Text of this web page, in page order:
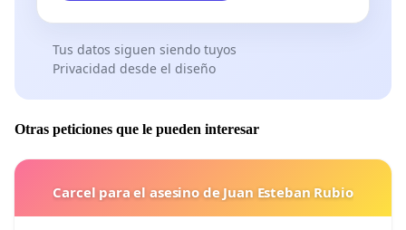
Tus datos siguen siendo tuyos
Privacidad desde el diseño
Otras peticiones que le pueden interesar
Carcel para el asesino de Juan Esteban Rubio